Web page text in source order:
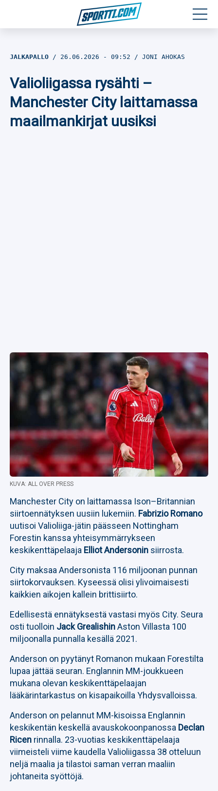
Jalkapallo
Yleisurheilu
JALKAPALLO 26.06.2026 - 09:52 JONI AHOKAS
Valioliigassa rysähti –
Manchester City laittamassa
maailmankirjat uusiksi
KUVA: ALL OVER PRESS
Manchester City on laittamassa Ison–Britannian
siirtoennätyksen uusiin lukemiin. Fabrizio Romano
uutisoi Valioliiga-jätin päässeen Nottingham
Forestin kanssa yhteisymmärrykseen
keskikenttäpelaaja Elliot Andersonin siirrosta.
City maksaa Andersonista 116 miljoonan punnan
siirtokorvauksen. Kyseessä olisi ylivoimaisesti
kaikkien aikojen kallein brittisiirto.
Edellisestä ennätyksestä vastasi myös City. Seura
osti tuolloin Jack GrealishinAston Villasta 100
miljoonalla punnalla kesällä 2021.
Anderson on pyytänyt Romanon mukaan Forestilta
lupaa jättää seuran. Englannin MM-joukkueen
mukana olevan keskikenttäpelaajan
lääkärintarkastus on kisapaikoilla Yhdysvalloissa.
Anderson on pelannut MM-kisoissa Englannin
keskikentän keskellä avauskokoonpanossa Declan
Ricen rinnalla. 23-vuotias keskikenttäpelaaja
viimeisteli viime kaudella Valioliigassa 38 otteluun
neljä maalia ja tilastoi saman verran maaliin
johtaneita syöttöjä.